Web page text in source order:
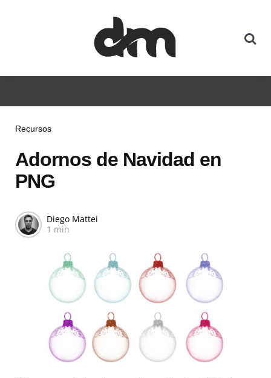
Recursos
Adornos de Navidad en
PNG
Diego Mattei
1 min